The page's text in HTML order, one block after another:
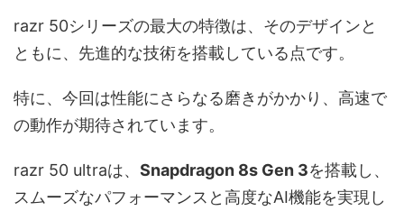
razr 50シリーズの最大の特徴は、そのデザインと
ともに、先進的な技術を搭載している点です。
特に、今回は性能にさらなる磨きがかかり、高速で
の動作が期待されています。
razr 50 ultraは、 Snapdragon 8s Gen 3を搭載し、
スムーズなパフォーマンスと高度なAI機能を実現し